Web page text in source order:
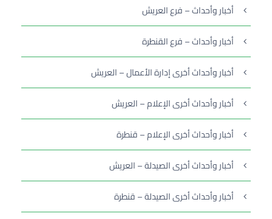
أخبار وأحداث – فرع العريش
أخبار وأحداث – فرع القنطرة
أخبار وأحداث أخرى إدارة الأعمال – العريش
أخبار وأحداث أخرى الإعلام – العريش
أخبار وأحداث أخرى الإعلام – قنطرة
أخبار وأحداث أخرى الصيدلة – العريش
أخبار وأحداث أخرى الصيدلة – قنطرة